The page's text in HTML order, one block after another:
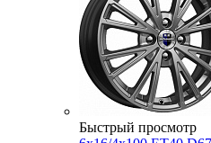
Быстрый просмотр